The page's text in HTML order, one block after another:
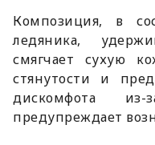
Композиция, в
ледяника,
смягчает сухую
стянутости и
дискомфота
предупреждает